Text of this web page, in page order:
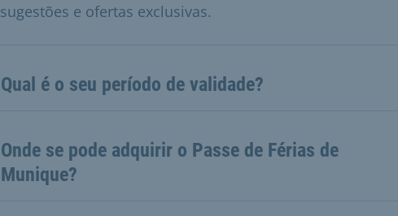
sugestões e ofertas exclusivas.
Qual é o seu período de validade?
Onde se pode adquirir o Passe de Férias de
Munique?